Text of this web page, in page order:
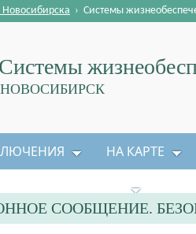
Системы
НОВОСИБИРСК
› Системы
НА КАРТЕ
СООБЩЕНИЕ.